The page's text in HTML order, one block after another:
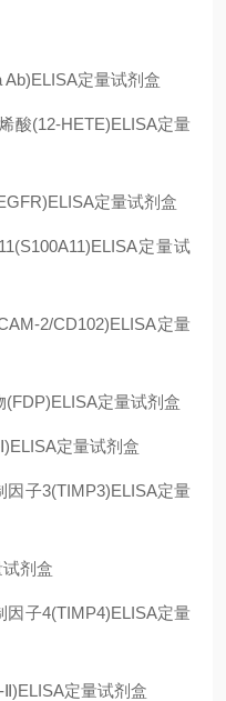
Ab)ELISA定量试剂盒
酸(12-HETE)ELISA定量
定量试剂盒
定量试
2/CD102)ELISA定量
定量试剂盒
定量试剂盒
因子3(TIMP3)ELISA定量
剂盒
因子4(TIMP4)ELISA定量
定量试剂盒